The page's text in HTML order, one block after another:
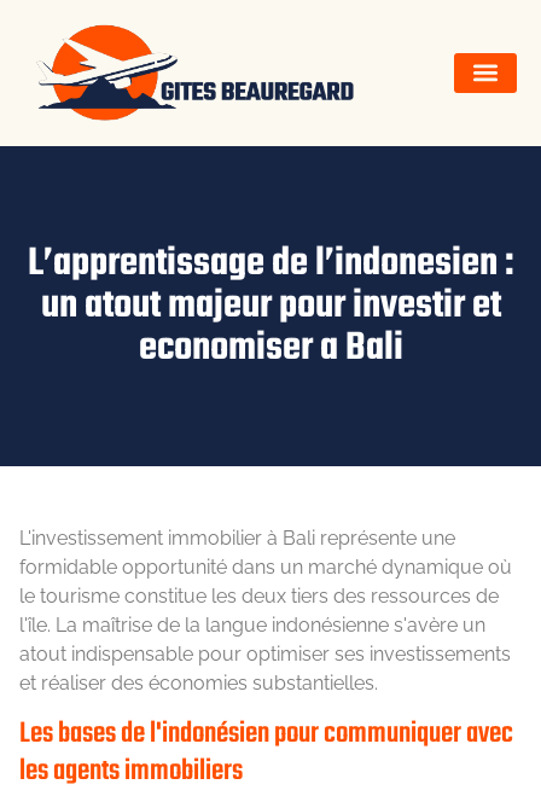
L’apprentissage de l’indonesien :
un atout majeur pour investir et
economiser a Bali
L'investissement immobilier à Bali représente une
formidable opportunité dans un marché dynamique où
le tourisme constitue les deux tiers des ressources de
l'île. La maîtrise de la langue indonésienne s'avère un
atout indispensable pour optimiser ses investissements
et réaliser des économies substantielles.
Les bases de l'indonésien pour communiquer avec
les agents immobiliers